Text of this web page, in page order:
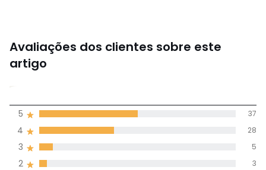
Avaliações dos clientes sobre este
artigo
4,3
2 3
3 5
4 28
5 37